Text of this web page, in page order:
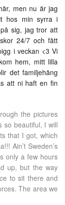
men nu är jag
hos min syrra i
sig, jag tror att
24/7 och fått
i veckan <3 Vi
hem, mitt lilla
det familjehäng
att ni haft en fin
the pictures
so beautiful, I will
that I got, which
Ain’t Sweden’s
only a few hours
up, but the way
to sit there and
The area we